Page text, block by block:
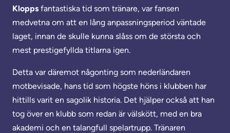
Klopps fantastiska tid som tränare, var fansen
medvetna om att en lång anpassningsperiod väntade
laget, innan de skulle kunna slåss om de största och
mest prestigefyllda titlarna igen.
Detta var däremot någonting som nederländaren
motbevisade, hans tid som högste höns i klubben har
hittills varit en sagolik historia. Det hjälper också att han
tog över en klubb som redan är välskött, med en bra
akademi och en talangfull spelartrupp. Tränaren